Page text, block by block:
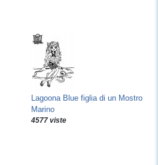
Lagoona Blue figlia di un Mostro
Marino
4577 viste